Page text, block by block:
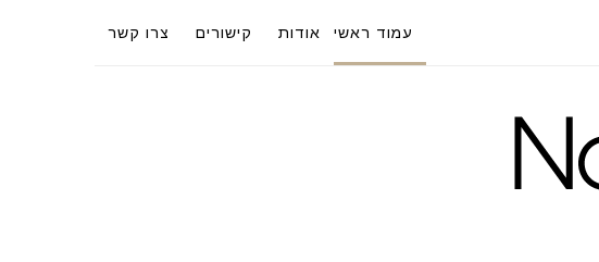
עמוד ראשי אודות קישורים צרו קשר